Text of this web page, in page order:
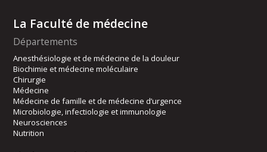
La Faculté de médecine
Départements
Anesthésiologie et de médecine de la douleur
Biochimie et médecine moléculaire
Chirurgie
Médecine
Médecine de famille et de médecine d’urgence
Microbiologie, infectiologie et immunologie
Neurosciences
Nutrition